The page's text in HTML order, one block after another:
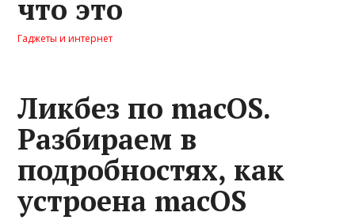
что это
Гаджеты и интернет
Ликбез по macOS.
Разбираем в
подробностях, как
устроена macOS